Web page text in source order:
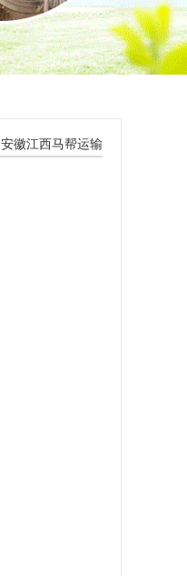
安徽江西马帮运输